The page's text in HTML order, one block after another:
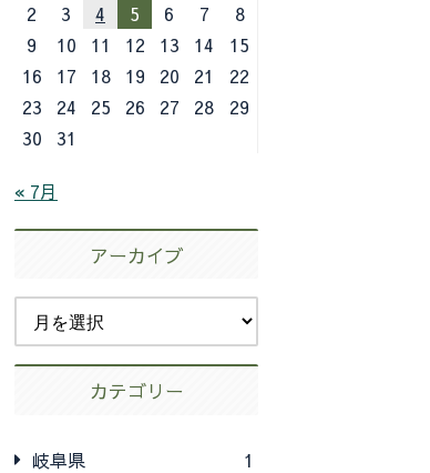
2
3 4 5 6 7
8
9
10 11 12 13 14
15
16
17 18 19 20 21
22
23
24 25 26 27 28
29
30
31
« 7月
アーカイブ
カテゴリー
岐阜県 1